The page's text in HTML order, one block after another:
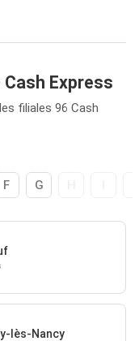
Express
filiales 96 Cash
F G
lès-Nancy